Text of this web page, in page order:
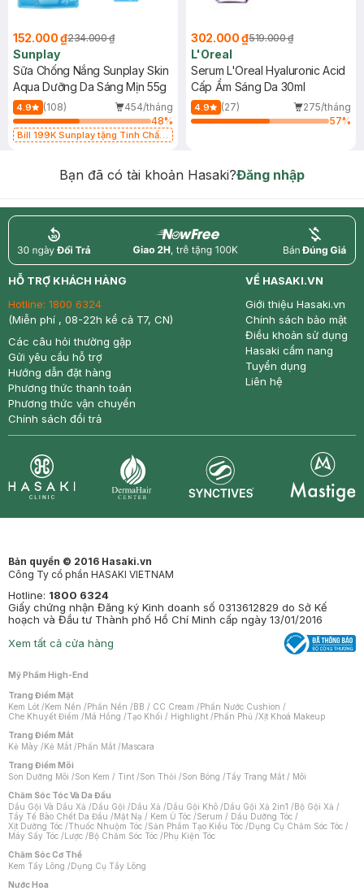
152.000 ₫234.000 ₫
Sunplay
Sữa Chống Nắng Sunplay Skin
Aqua Dưỡng Da Sáng Mịn 55g
4.9 (108)
454/tháng
48%
Bill 199K Sunplay tặng Tinh Chất
302.000 ₫519.000 ₫
L'Oreal
Serum L'Oreal Hyaluronic Acid
Cấp Ẩm Sáng Da 30ml
4.9 (27)
275/tháng
57%
Bạn đã có tài khoản Hasaki?Đăng nhập
return nowfree price
HỖ TRỢ KHÁCH HÀNG
Hotline: 1800 6324
(Miễn phí , 08-22h kể cả T7, CN)
Các câu hỏi thường gặp
Gửi yêu cầu hỗ trợ
Hướng dẫn đặt hàng
Phương thức thanh toán
Phương thức vận chuyển
Chính sách đổi trả
VỀ HASAKI.VN
Giới thiệu Hasaki.vn
Chính sách bảo mật
Điều khoản sử dụng
Hasaki cẩm nang
Tuyển dụng
Liên hệ
Bản quyền © 2016 Hasaki.vn
Công Ty cổ phần HASAKI VIETNAM
Hotline: 1800 6324
Giấy chứng nhận Đăng ký Kinh doanh số 0313612829 do Sở Kế
hoạch và Đầu tư Thành phố Hồ Chí Minh cấp ngày 13/01/2016
Xem tất cả cửa hàng
Mỹ Phẩm High-End
Trang Điểm Mặt
Kem Lót /Kem Nền /Phấn Nền /BB / CC Cream /Phấn Nước Cushion /
Che Khuyết Điểm /Má Hồng /Tạo Khối / Highlight /Phấn Phủ /Xịt Khoá Makeup
Trang Điểm Mắt
Kẻ Mày /Kẻ Mắt /Phấn Mắt /Mascara
Trang Điểm Môi
Son Dưỡng Môi /Son Kem / Tint /Son Thỏi /Son Bóng /Tẩy Trang Mắt / Môi
Chăm Sóc Tóc Và Da Đầu
Dầu Gội Và Dầu Xả /Dầu Gội /Dầu Xả /Dầu Gội Khô /Dầu Gội Xả 2in1 /Bộ Gội Xả /
Tẩy Tế Bào Chết Da Đầu /Mặt Nạ / Kem Ủ Tóc /Serum / Dầu Dưỡng Tóc /
Xịt Dưỡng Tóc /Thuốc Nhuộm Tóc /Sản Phẩm Tạo Kiểu Tóc /Dụng Cụ Chăm Sóc Tóc /
Máy Sấy Tóc /Lược /Bộ Chăm Sóc Tóc /Phụ Kiện Tóc
Chăm Sóc Cơ Thể
Kem Tẩy Lông /Dụng Cụ Tẩy Lông
Nước Hoa